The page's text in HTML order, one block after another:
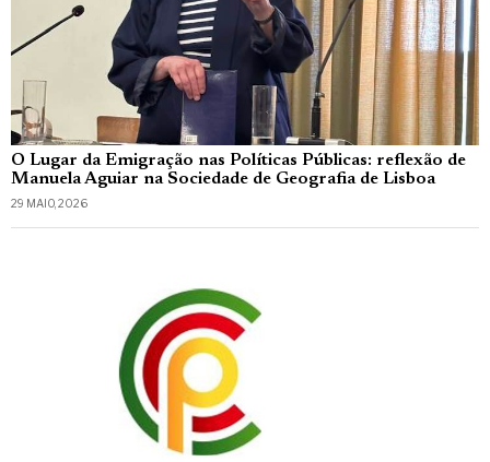
O Lugar da Emigração nas Políticas Públicas: reflexão de
Manuela Aguiar na Sociedade de Geografia de Lisboa
29 MAIO, 2026